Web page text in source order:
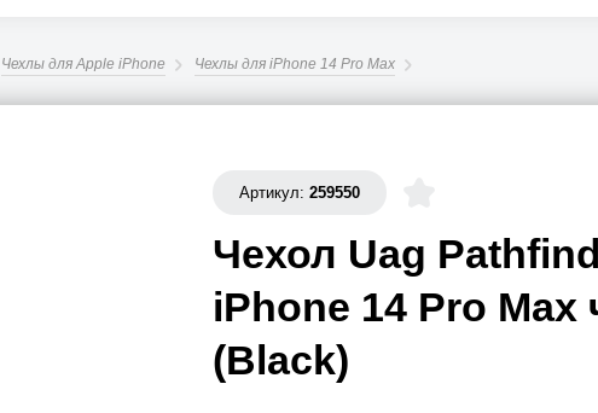
Чехлы для Apple iPhone Чехлы для iPhone 14 Pro Max
Артикул:259550
Чехол Uag
iPhone 14 Pro
(Black)